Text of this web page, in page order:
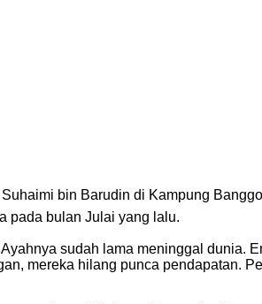
bin Barudin di Kampung
pada bulan Julai yang lalu.
sudah lama meninggal dunia.
mereka hilang punca pendapatan.